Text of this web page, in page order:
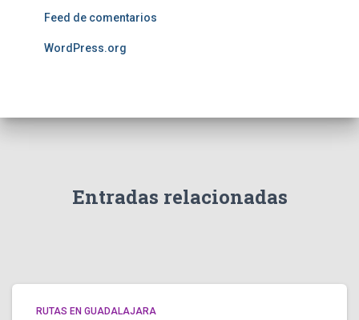
Feed de comentarios
WordPress.org
Entradas relacionadas
RUTAS EN GUADALAJARA